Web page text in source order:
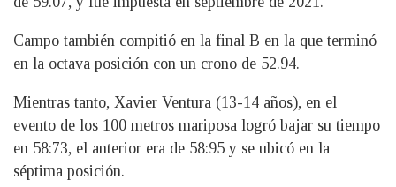
Campo también compitió en la final B en la que terminó
en la octava posición con un crono de 52.94.
Mientras tanto, Xavier Ventura (13-14 años), en el
evento de los 100 metros mariposa logró bajar su tiempo
en 58:73, el anterior era de 58:95 y se ubicó en la
séptima posición.